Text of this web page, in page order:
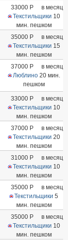
33000 Р
в месяц
Текстильщики 10
мин. пешком
35000 Р
в месяц
Текстильщики 15
мин. пешком
37000 Р
в месяц
Люблино20 мин.
пешком
33000 Р
в месяц
Текстильщики 10
мин. пешком
37000 Р
в месяц
Текстильщики 20
мин. пешком
31000 Р
в месяц
Текстильщики 10
мин. пешком
35000 Р
в месяц
Текстильщики 5
мин. пешком
35000 Р
в месяц
Текстильщики 10
мин. пешком